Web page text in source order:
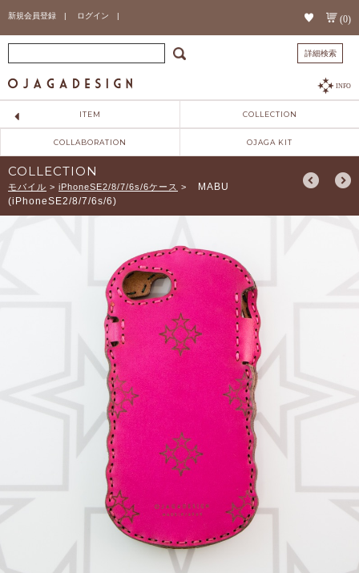
新規会員登録 | ログイン | (0)
詳細検索
INFO
ITEM COLLECTION
COLLABORATION OJAGA KIT
COLLECTION
モバイル > iPhoneSE2/8/7/6s/6ケース >
MABU
(iPhoneSE2/8/7/6s/6)